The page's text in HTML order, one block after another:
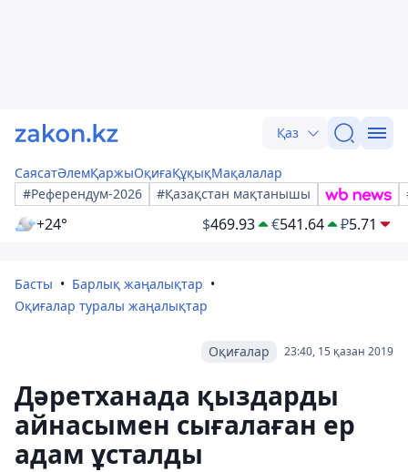
Қаз
СаясатӘлемҚаржыОқиғаҚұқықМақалалар
#Референдум-2026
#Қазақстан мақтанышы
+24° $469.93 €541.64 ₽5.71
Басты
Барлық жаңалықтар
Оқиғалар туралы жаңалықтар
23:40, 15 қазан 2019
Оқиғалар
Дәретханада қыздарды
айнасымен сығалаған ер
адам ұсталды